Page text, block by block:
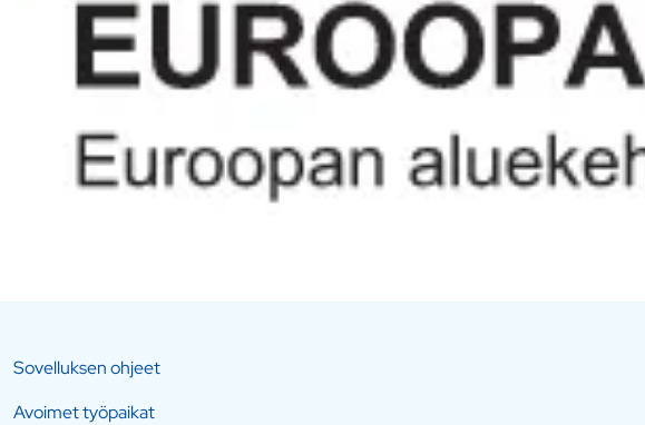
Sovelluksen ohjeet
Avoimet työpaikat